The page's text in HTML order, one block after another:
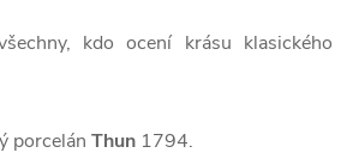
kdo ocení krásu klasického
porcelán Thun 1794.